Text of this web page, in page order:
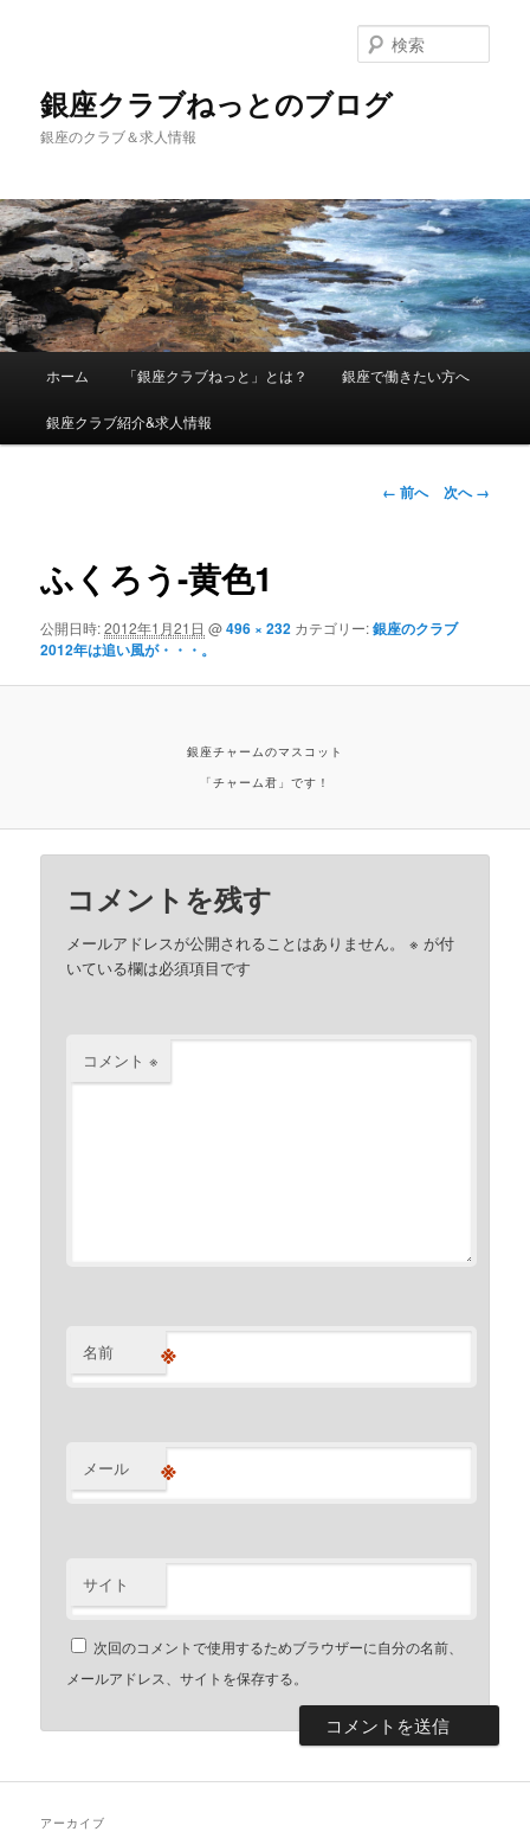
銀座クラブねっとのブログ
銀座のクラブ＆求人情報
索
メインコンテンツへ移動
ホーム 「銀座クラブねっと」とは？ 銀座で働きたい方へ
銀座クラブ紹介&求人情報
画像ナビゲーシ
← 前へ 次へ →
ふくろう-黄色1
公開日時:2012年1月21日 @496 × 232 カテゴリー:銀座のクラブ
2012年は追い風が・・・。
銀座チャームのマスコット
「チャーム君」です！
コメントを残す
メールアドレスが公開されることはありません。 ※ が付
いている欄は必須項目です
コメント※
名前 ※
メール ※
サイト
次回のコメントで使用するためブラウザーに自分の名前、
メールアドレス、サイトを保存する。
アーカイブ